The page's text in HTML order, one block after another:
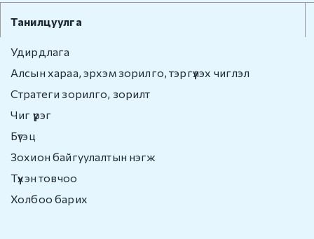
Зөрчил шийдвэрлэх
Монгол Улсаас
Танилцуулга
Удирдлага
Алсын хараа, эрхэм зорилго, тэргүүлэх чиглэл
Стратеги зорилго, зорилт
Чиг үүрэг
Бүтэц
Зохион байгуулалтын нэгж
Түүхэн товчоо
Холбоо барих